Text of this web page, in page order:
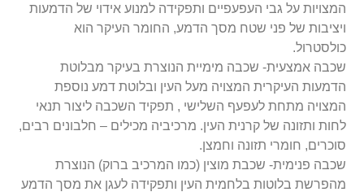
המצויות על גבי העפעפיים ותפקידה למנוע אידוי של הדמעות
ויציבות של פני שטח מסך הדמע, החומר העיקר הוא
כולסטרול.
שכבה אמצעית- שכבה מימיית הנוצרת בעיקר מבלוטת
הדמעות העיקרית המצויה מעל העין ובלוטת דמע נוספת
המצויה מתחת לעפעף השלישי , תפקיד השכבה ליצור תנאי
לחות ותזונה של קרנית העין. מרכיביה מכילים – חלבונים רבים,
סוכרים, חומרי תזונה וחמצן.
שכבה פנימית- שכבת מוצין (כמו המרכיב ברוק) הנוצרת
מהפרשת בלוטות בלחמית העין ותפקידה לעגן את מסך הדמע